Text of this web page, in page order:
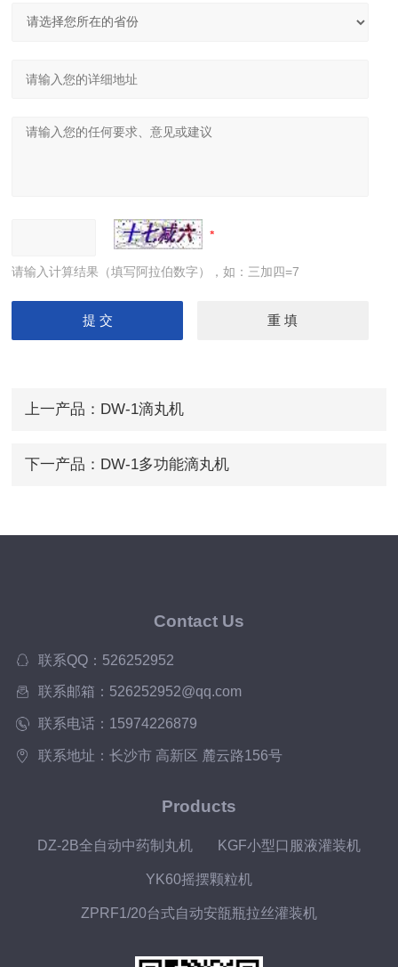
请输入计算结果（填写阿拉伯数字），如：三加四=7
上一产品： DW-1滴丸机
下一产品： DW-1多功能滴丸机
Contact Us
联系QQ：526252952
联系邮箱：526252952@qq.com
联系电话：15974226879
联系地址：长沙市 高新区 麓云路156号
Products
DZ-2B全自动中药制丸机 KGF小型口服液灌装机
YK60摇摆颗粒机
ZPRF1/20台式自动安瓿瓶拉丝灌装机